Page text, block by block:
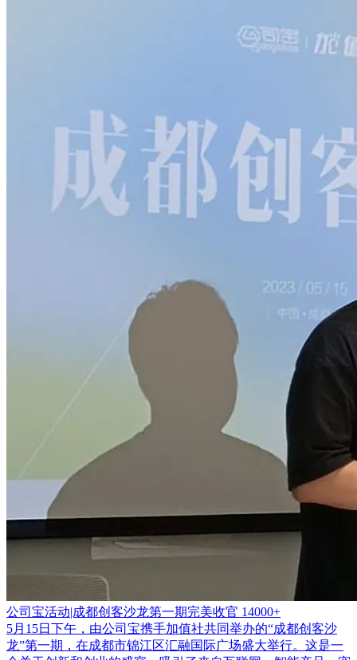
公司宝活动|成都创客沙龙第一期完美收官 14000+
5月15日下午，由公司宝携手加值社共同举办的“成都创客沙
龙”第一期，在成都市锦江区汇融国际广场盛大举行。这是一